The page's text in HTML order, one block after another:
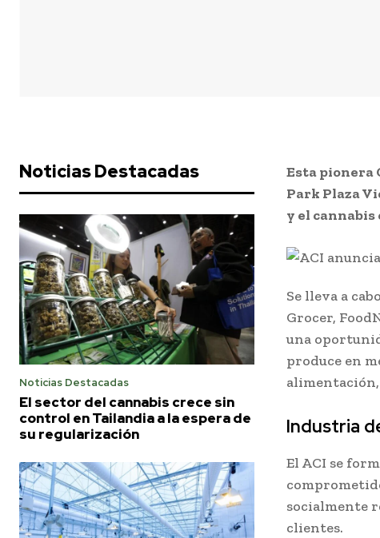
Noticias Destacadas
Noticias Destacadas
El sector del cannabis crece sin
control en Tailandia a la espera de
su regularización
Esta pionera
Park Plaza
y el cannabis
Se lleva a
Grocer,
una
produce en
alimentación,
Industria
El ACI se
socialmente
clientes.